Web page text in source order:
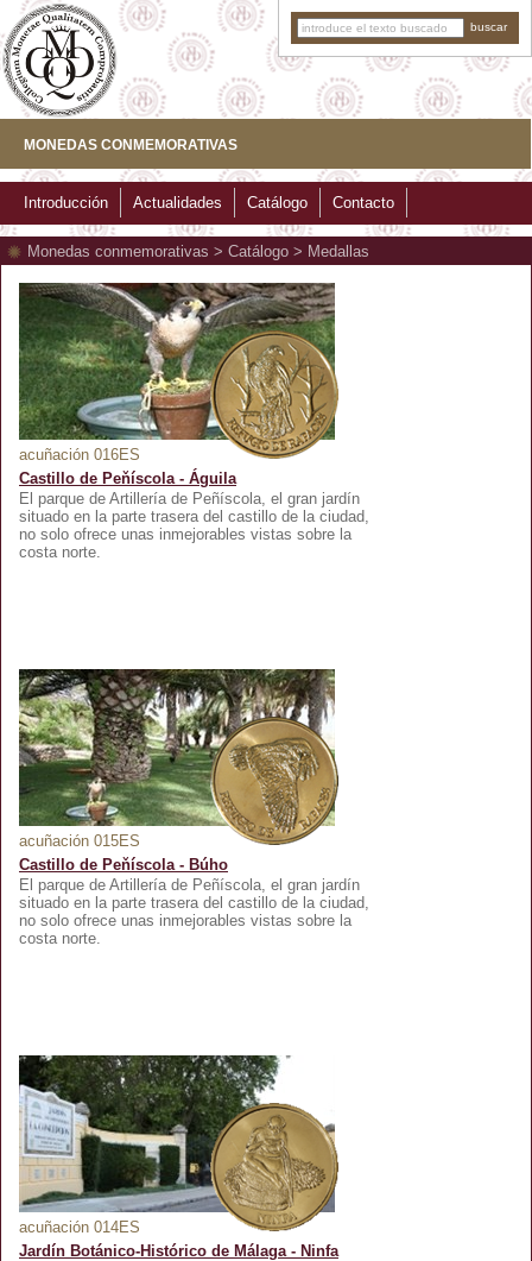
MONEDAS CONMEMORATIVAS
Introducción Actualidades Catálogo Contacto
Monedas conmemorativas > Catálogo > Medallas
acuñación 016ES
Castillo de Peňíscola - Águila
El parque de Artillería de Peñíscola, el gran jardín
situado en la parte trasera del castillo de la ciudad,
no solo ofrece unas inmejorables vistas sobre la
costa norte.
acuñación 015ES
Castillo de Peňíscola - Búho
El parque de Artillería de Peñíscola, el gran jardín
situado en la parte trasera del castillo de la ciudad,
no solo ofrece unas inmejorables vistas sobre la
costa norte.
acuñación 014ES
Jardín Botánico-Histórico de Málaga - Ninfa